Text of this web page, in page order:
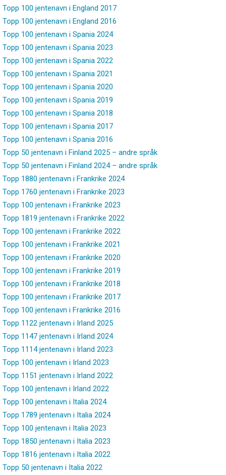
Topp 100 jentenavn i England 2017
Topp 100 jentenavn i England 2016
Topp 100 jentenavn i Spania 2024
Topp 100 jentenavn i Spania 2023
Topp 100 jentenavn i Spania 2022
Topp 100 jentenavn i Spania 2021
Topp 100 jentenavn i Spania 2020
Topp 100 jentenavn i Spania 2019
Topp 100 jentenavn i Spania 2018
Topp 100 jentenavn i Spania 2017
Topp 100 jentenavn i Spania 2016
Topp 50 jentenavn i Finland 2025 – andre språk
Topp 50 jentenavn i Finland 2024 – andre språk
Topp 1880 jentenavn i Frankrike 2024
Topp 1760 jentenavn i Frankrike 2023
Topp 100 jentenavn i Frankrike 2023
Topp 1819 jentenavn i Frankrike 2022
Topp 100 jentenavn i Frankrike 2022
Topp 100 jentenavn i Frankrike 2021
Topp 100 jentenavn i Frankrike 2020
Topp 100 jentenavn i Frankrike 2019
Topp 100 jentenavn i Frankrike 2018
Topp 100 jentenavn i Frankrike 2017
Topp 100 jentenavn i Frankrike 2016
Topp 1122 jentenavn i Irland 2025
Topp 1147 jentenavn i Irland 2024
Topp 1114 jentenavn i Irland 2023
Topp 100 jentenavn i Irland 2023
Topp 1151 jentenavn i Irland 2022
Topp 100 jentenavn i Irland 2022
Topp 100 jentenavn i Italia 2024
Topp 1789 jentenavn i Italia 2024
Topp 100 jentenavn i Italia 2023
Topp 1850 jentenavn i Italia 2023
Topp 1816 jentenavn i Italia 2022
Topp 50 jentenavn i Italia 2022